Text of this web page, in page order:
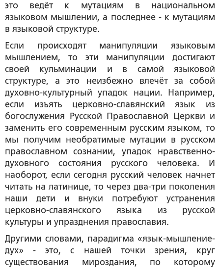
это ведёт к мутациям в национальном
языковом мышлении, а последнее - к мутациям
в языковой структуре.
Если происходят манипуляции языковым
мышлением, то эти манипуляции достигают
своей кульминации и в самой языковой
структуре, а это неизбежно влечёт за собой
духовно-культурный упадок нации. Например,
если изъять церковно-славянский язык из
богослужения Русской Православной Церкви и
заменить его современным русским языком, то
мы получим необратимые мутации в русском
православном сознании, упадок нравственно-
духовного состояния русского человека. И
наоборот, если сегодня русский человек начнет
читать на латинице, то через два-три поколения
наши дети и внуки потребуют устранения
церковно-славянского языка из русской
культуры и упразднения православия.
Другими словами, парадигма «язык-мышление-
дух» - это, с нашей точки зрения, круг
существования мироздания, по которому